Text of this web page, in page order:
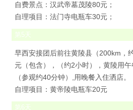
自费景点：汉武帝墓茂陵80元；
自理项目：法门寺电瓶车30元；
第5天
早西安接团后前往黄陵县（200km
元（包含），（约2小时），黄陵用
（参观约40分钟）,用晚餐入住洒店
自理项目：黄帝陵电瓶车20元
第6天